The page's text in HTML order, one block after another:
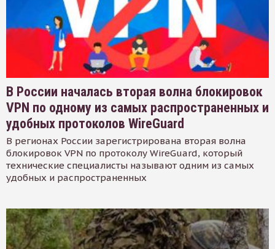
В России началась вторая волна блокировок
VPN по одному из самых распространенных и
удобных протоколов WireGuard
В регионах России зарегистрирована вторая волна
блокировок VPN по протоколу WireGuard, который
технические специалисты называют одним из самых
удобных и распространенных